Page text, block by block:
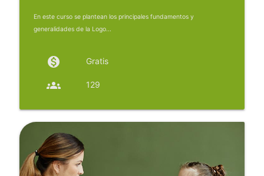
En este curso se plantean los principales fundamentos y
generalidades de la Logo...
monetization_on Gratis
groups 129